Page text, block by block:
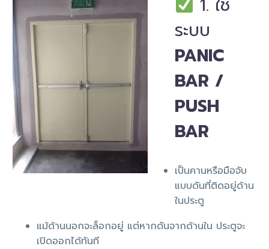
ระบบ
PANIC
BAR /
PUSH
BAR
เป็นคานหรือมือจับ
แบบดันที่ติดอยู่ด้าน
ในประตู
แม้ด้านนอกจะล็อกอยู่ แต่หากดันจากด้านใน ประตูจะ
เปิดออกได้ทันที